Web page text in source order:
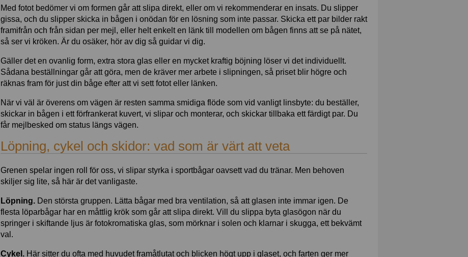
Med fotot bedömer vi om formen går att slipa direkt, eller om vi rekommenderar en insats. Du slipper
gissa, och du slipper skicka in bågen i onödan för en lösning som inte passar. Skicka ett par bilder rakt
framifrån och från sidan per mejl, eller helt enkelt en länk till modellen om bågen finns att se på nätet,
så ser vi kröken. Är du osäker, hör av dig så guidar vi dig.
Gäller det en ovanlig form, extra stora glas eller en mycket kraftig böjning löser vi det individuellt.
Sådana beställningar går att göra, men de kräver mer arbete i slipningen, så priset blir högre och
räknas fram för just din båge efter att vi sett fotot eller länken.
När vi väl är överens om vägen är resten samma smidiga flöde som vid vanligt linsbyte: du beställer,
skickar in bågen i ett förfrankerat kuvert, vi slipar och monterar, och skickar tillbaka ett färdigt par. Du
får mejlbesked om status längs vägen.
Löpning, cykel och skidor: vad som är värt att veta
Grenen spelar ingen roll för oss, vi slipar styrka i sportbågar oavsett vad du tränar. Men behoven
skiljer sig lite, så här är det vanligaste.
Löpning. Den största gruppen. Lätta bågar med bra ventilation, så att glasen inte immar igen. De
flesta löparbågar har en måttlig krök som går att slipa direkt. Vill du slippa byta glasögon när du
springer i skiftande ljus är fotokromatiska glas, som mörknar i solen och klarnar i skugga, ett bekvämt
val.
Cykel. Här sitter du ofta med huvudet framåtlutat och blicken högt upp i glaset, och farten ger mer